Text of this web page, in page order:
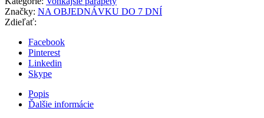
parapet
hliníkový
Značky: NA OBJEDNÁVKU DO 7 DNÍ
Zdieľať:
Facebook
Pinterest
Linkedin
Skype
Popis
Ďalšie informácie